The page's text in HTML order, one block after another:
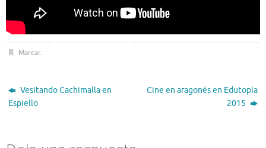
Marcar.
Vesitando Cachimalla en
Espiello
Cine en aragonés en Edutopía
2015